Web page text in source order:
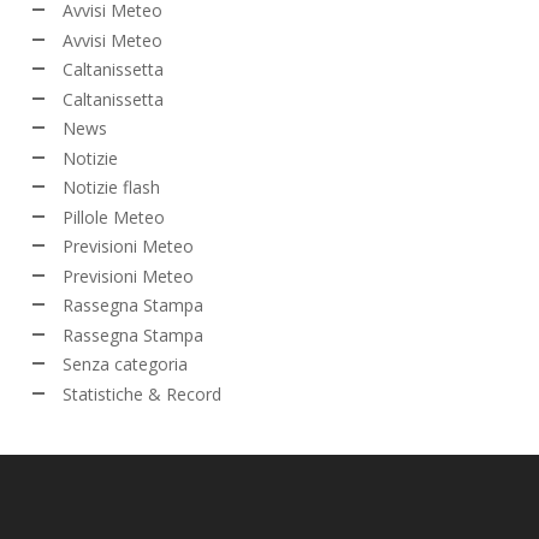
Avvisi Meteo
Avvisi Meteo
Caltanissetta
Caltanissetta
News
Notizie
Notizie flash
Pillole Meteo
Previsioni Meteo
Previsioni Meteo
Rassegna Stampa
Rassegna Stampa
Senza categoria
Statistiche & Record